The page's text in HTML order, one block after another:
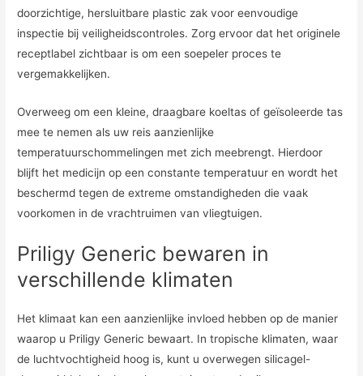
doorzichtige, hersluitbare plastic zak voor eenvoudige
inspectie bij veiligheidscontroles. Zorg ervoor dat het originele
receptlabel zichtbaar is om een ​​soepeler proces te
vergemakkelijken.
Overweeg om een ​​kleine, draagbare koeltas of geïsoleerde tas
mee te nemen als uw reis aanzienlijke
temperatuurschommelingen met zich meebrengt. Hierdoor
blijft het medicijn op een constante temperatuur en wordt het
beschermd tegen de extreme omstandigheden die vaak
voorkomen in de vrachtruimen van vliegtuigen.
Priligy Generic bewaren in
verschillende klimaten
Het klimaat kan een aanzienlijke invloed hebben op de manier
waarop u Priligy Generic bewaart. In tropische klimaten, waar
de luchtvochtigheid hoog is, kunt u overwegen silicagel-